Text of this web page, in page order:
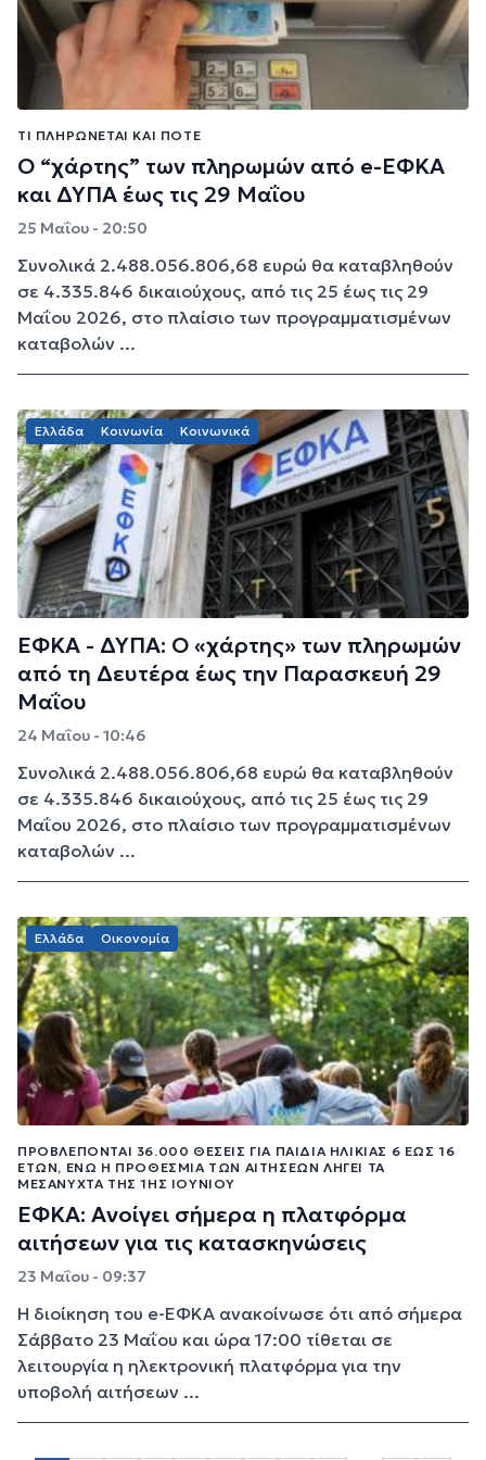
ΤΙ ΠΛΗΡΏΝΕΤΑΙ ΚΑΙ ΠΌΤΕ
Ο “χάρτης” των πληρωμών από e-ΕΦΚΑ
και ΔΥΠΑ έως τις 29 Μαΐου
25 Μαΐου - 20:50
Συνολικά 2.488.056.806,68 ευρώ θα καταβληθούν
σε 4.335.846 δικαιούχους, από τις 25 έως τις 29
Μαΐου 2026, στο πλαίσιο των προγραμματισμένων
καταβολών ...
Ελλάδα Κοινωνία Κοινωνικά
ΕΦΚΑ - ΔΥΠΑ: Ο «χάρτης» των πληρωμών
από τη Δευτέρα έως την Παρασκευή 29
Μαΐου
24 Μαΐου - 10:46
Συνολικά 2.488.056.806,68 ευρώ θα καταβληθούν
σε 4.335.846 δικαιούχους, από τις 25 έως τις 29
Μαΐου 2026, στο πλαίσιο των προγραμματισμένων
καταβολών ...
Ελλάδα Οικονομία
ΠΡΟΒΛΈΠΟΝΤΑΙ 36.000 ΘΈΣΕΙΣ ΓΙΑ ΠΑΙΔΙΆ ΗΛΙΚΊΑΣ 6 ΈΩΣ 16
ΕΤΏΝ, ΕΝΏ Η ΠΡΟΘΕΣΜΊΑ ΤΩΝ ΑΙΤΉΣΕΩΝ ΛΉΓΕΙ ΤΑ
ΜΕΣΆΝΥΧΤΑ ΤΗΣ 1ΗΣ ΙΟΥΝΊΟΥ
ΕΦΚΑ: Ανοίγει σήμερα η πλατφόρμα
αιτήσεων για τις κατασκηνώσεις
23 Μαΐου - 09:37
Η διοίκηση του e-ΕΦΚΑ ανακοίνωσε ότι από σήμερα
Σάββατο 23 Μαΐου και ώρα 17:00 τίθεται σε
λειτουργία η ηλεκτρονική πλατφόρμα για την
υποβολή αιτήσεων ...